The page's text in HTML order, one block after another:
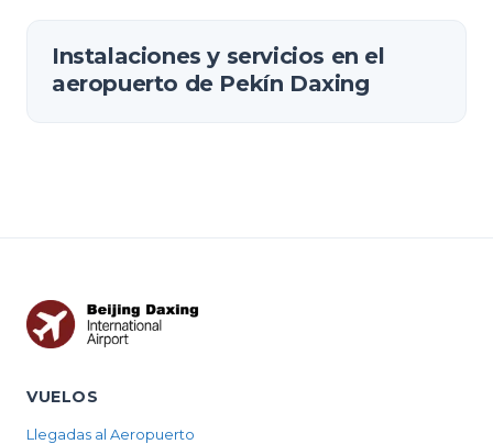
Instalaciones y servicios en el
aeropuerto de Pekín Daxing
VUELOS
Llegadas al Aeropuerto